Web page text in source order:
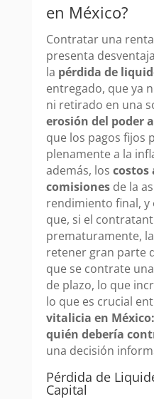
en México?
Contratar una
presenta
la pérdida de
entregado, que ya
ni retirado en una
erosión del poder
que los pagos fijos
plenamente a la
además, los costos
comisionesde la
rendimiento final, y
que, si el
prematuramente,
retener gran parte
que se contrate
de plazo, lo que
lo que es crucial
vitalicia en
quién debería
una decisión
Pérdida de
Capital